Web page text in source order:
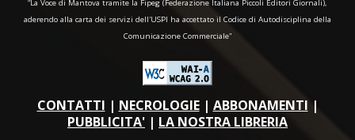
“La Voce di Mantova tramite la Fipeg (Federazione Italiana Piccoli Editori Giornali),
aderendo alla carta dei servizi dell'USPI ha accettato il Codice di Autodisciplina della
Comunicazione Commerciale"
CONTATTI | NECROLOGIE| ABBONAMENTI |
PUBBLICITA' | LA NOSTRA LIBRERIA